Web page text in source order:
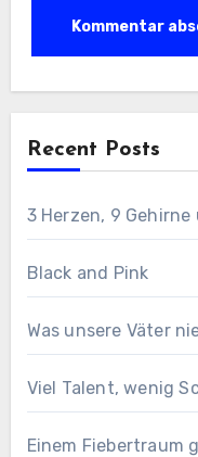
Recent Posts
3 Herzen, 9
Black and Pink
Was unsere Väter
Viel Talent, wenig
Einem Fiebertraum